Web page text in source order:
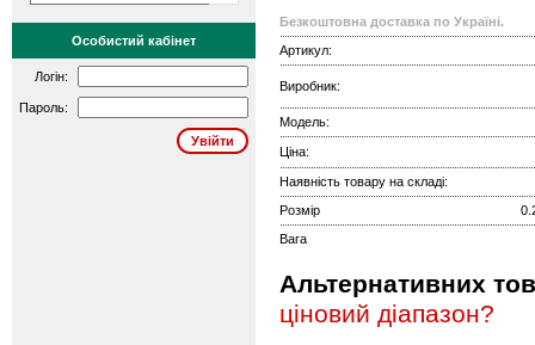
Особистий кабінет
Логін:
Пароль:
Безкоштовна доставка по Україні.
Артикул:
Виробник:
Модель:
Ціна:
Наявність товару на складі:
Розмір
Вага
Альтернативних
ціновий діапазон?